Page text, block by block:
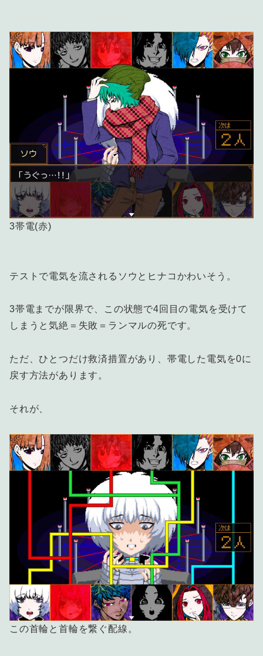
3帯電(赤)
テストで電気を流されるソウとヒナコかわいそう。
3帯電までが限界で、この状態で4回目の電気を受けて
しまうと気絶＝失敗＝ランマルの死です。
ただ、ひとつだけ救済措置があり、帯電した電気を0に
戻す方法があります。
それが、
この首輪と首輪を繋ぐ配線。